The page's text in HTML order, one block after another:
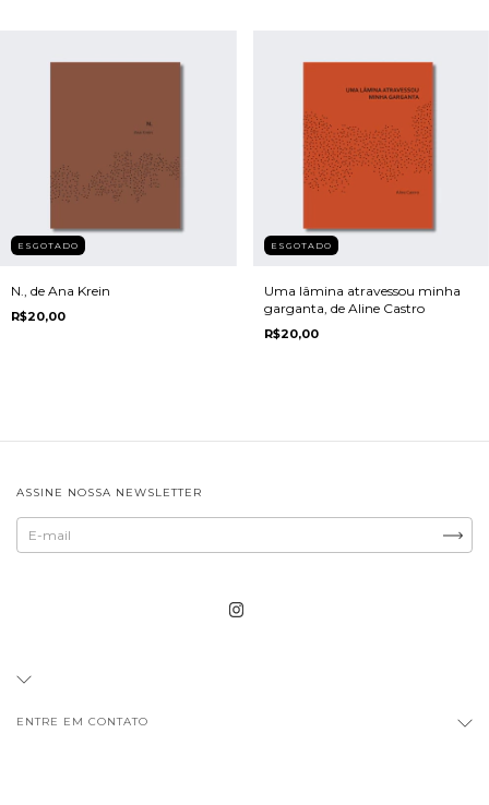
ESGOTADO
N., de Ana Krein
R$20,00
ESGOTADO
Uma lâmina atravessou minha
garganta, de Aline Castro
R$20,00
ASSINE NOSSA NEWSLETTER
ENTRE EM CONTATO